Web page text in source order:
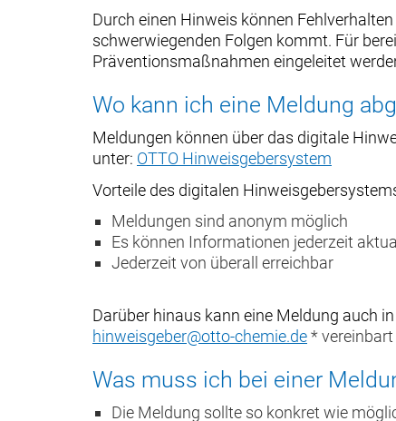
Durch einen Hinweis können
schwerwiegenden Folgen kommt. Für
Präventionsmaßnahmen eingeleitet
Wo kann ich eine Meldung
Meldungen können über das digitale
unter: OTTO Hinweisgebersystem
Vorteile des digitalen
Meldungen sind anonym möglich
Es können Informationen jederzeit
Jederzeit von überall erreichbar
Darüber hinaus kann eine Meldung auch
hinweisgeber@otto-chemie.de*
Was muss ich bei einer
Die Meldung sollte so konkret wie